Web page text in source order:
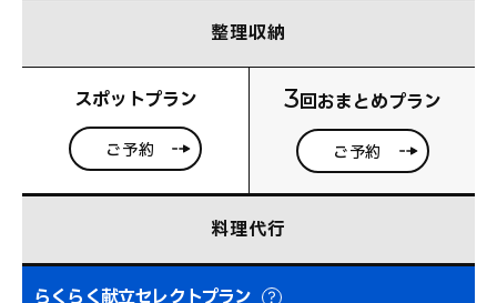
整理収納
スポットプラン
ご予約
3回おまとめプラン
ご予約
料理代行
らくらく献立セレクトプラン